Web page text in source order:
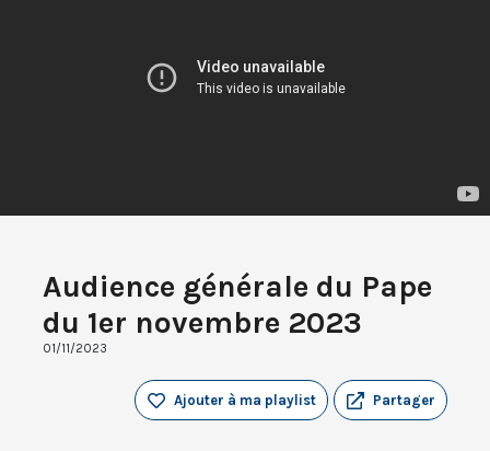
Audience générale du Pape
du 1er novembre 2023
01/11/2023
Partager
Ajouter à ma playlist